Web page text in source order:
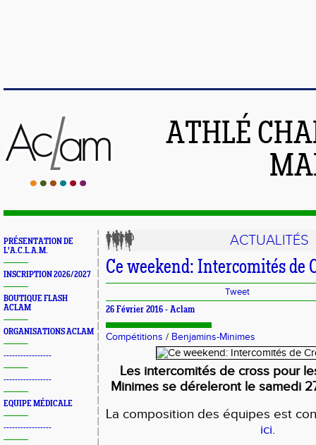
ATHLÉ
PRÉSENTATION DE
L'A.C.L.A.M.
INSCRIPTION 2026/2027
BOUTIQUE FLASH
ACLAM
ORGANISATIONS ACLAM
-----------------
-----------------
EQUIPE MÉDICALE
-----------------
ACTUALITÉS
Ce weekend: Intercomités de
Tweet
26 Février 2016 - Aclam
Compétitions / Benjamins-Minimes
Les intercomités de cross pour
Minimes se déreleront le samedi
La composition des équipes est
ici.